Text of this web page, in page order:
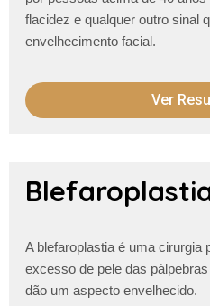
flacidez e qualquer outro sinal
envelhecimento facial.
Ver
A blefaroplastia é uma cirurgia
excesso de pele das
dão um aspecto envelhecido.